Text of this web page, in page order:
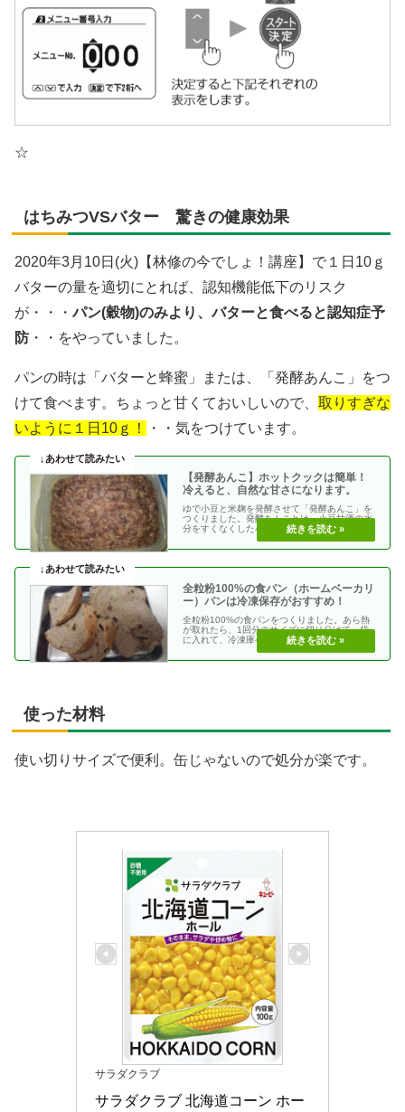
☆
はちみつVSバター 驚きの健康効果
2020年3月10日(火)【林修の今でしょ！講座】で１日10ｇ
バターの量を適切にとれば、認知機能低下のリスク
が・・・パン(穀物)のみより、バターと食べると認知症予
防 ・・をやっていました。
パンの時は「バターと蜂蜜」または、「発酵あんこ」をつ
けて食べます。ちょっと甘くておいしいので、 取りすぎな
いように１日10ｇ！
・・気をつけています。
【発酵あんこ】ホットクックは簡単！
冷えると、自然な甘さになります。
ゆで小豆と米麹を発酵させて「発酵あんこ」を
つくりました。発酵あんことは、小豆甘酒の水
分をすくなくした小豆煮。冷えると、自然な甘
さになります。・・
全粒粉100%の食パン（ホームベーカリ
ー）パンは冷凍保存がおすすめ！
全粒粉100%の食パンをつくりました。あら熱
が取れたら、1回分のサイズに切り分けて、袋
に入れて、冷凍庫へ。家で焼くパンは保存料が
使った材料
使い切りサイズで便利。缶じゃないので処分が楽です。
サラダクラブ
サラダクラブ 北海道コーン ホー